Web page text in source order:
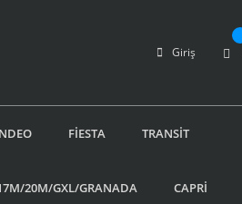
Giriş
FİESTA TRANSİT
20M/GXL/GRANADA CAPRİ